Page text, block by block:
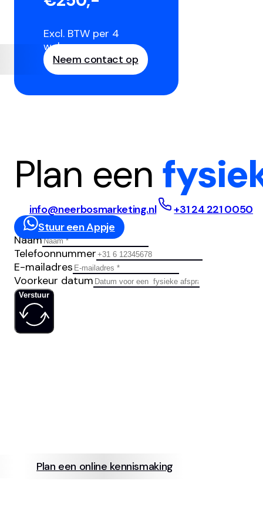
Excl. BTW per 4
weken
Neem contact op
Plan een
info@neerbosmarketing.nl
+31 24 221 0050
Stuur een Appje
Naam
Telefoonnummer
E-mailadres
Voorkeur datum
Verstuur
Plan een online kennismaking